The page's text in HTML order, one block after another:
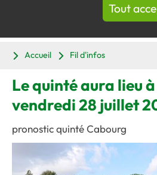
Tout
Accueil
Fil d'infos
Le quinté aura lieu
vendredi 28 juillet
pronostic quinté Cabourg